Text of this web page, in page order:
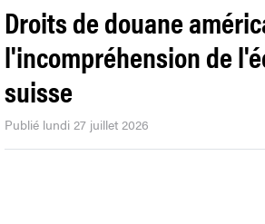
Droits de douane
l'incompréhension de
suisse
Publié lundi 27 juillet 2026